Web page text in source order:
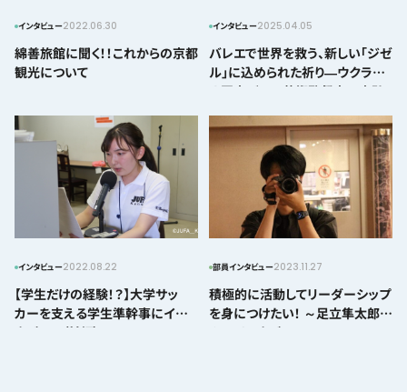
インタビュー2022.06.30
綿善旅館に聞く！！これからの京都
観光について
インタビュー2025.04.05
バレエで世界を救う、新しい「ジゼ
ル」に込められた祈り―ウクライ
ナ国立バレエ芸術監督寺田宣弘
インタビュー2022.08.22
【学生だけの経験！？】大学サッ
カーを支える学生準幹事にイン
タビュー（前編）
部員インタビュー2023.11.27
積極的に活動してリーダーシップ
を身につけたい！ ～足立隼太郎さ
んにインタビュー～